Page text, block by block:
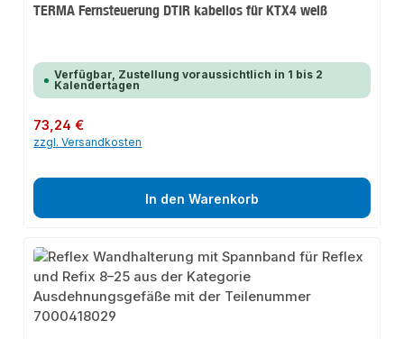
TERMA Fernsteuerung DTIR kabellos für KTX4 weiß
Verfügbar, Zustellung voraussichtlich in 1 bis 2
Kalendertagen
Regulärer Preis:
73,24 €
zzgl. Versandkosten
In den Warenkorb